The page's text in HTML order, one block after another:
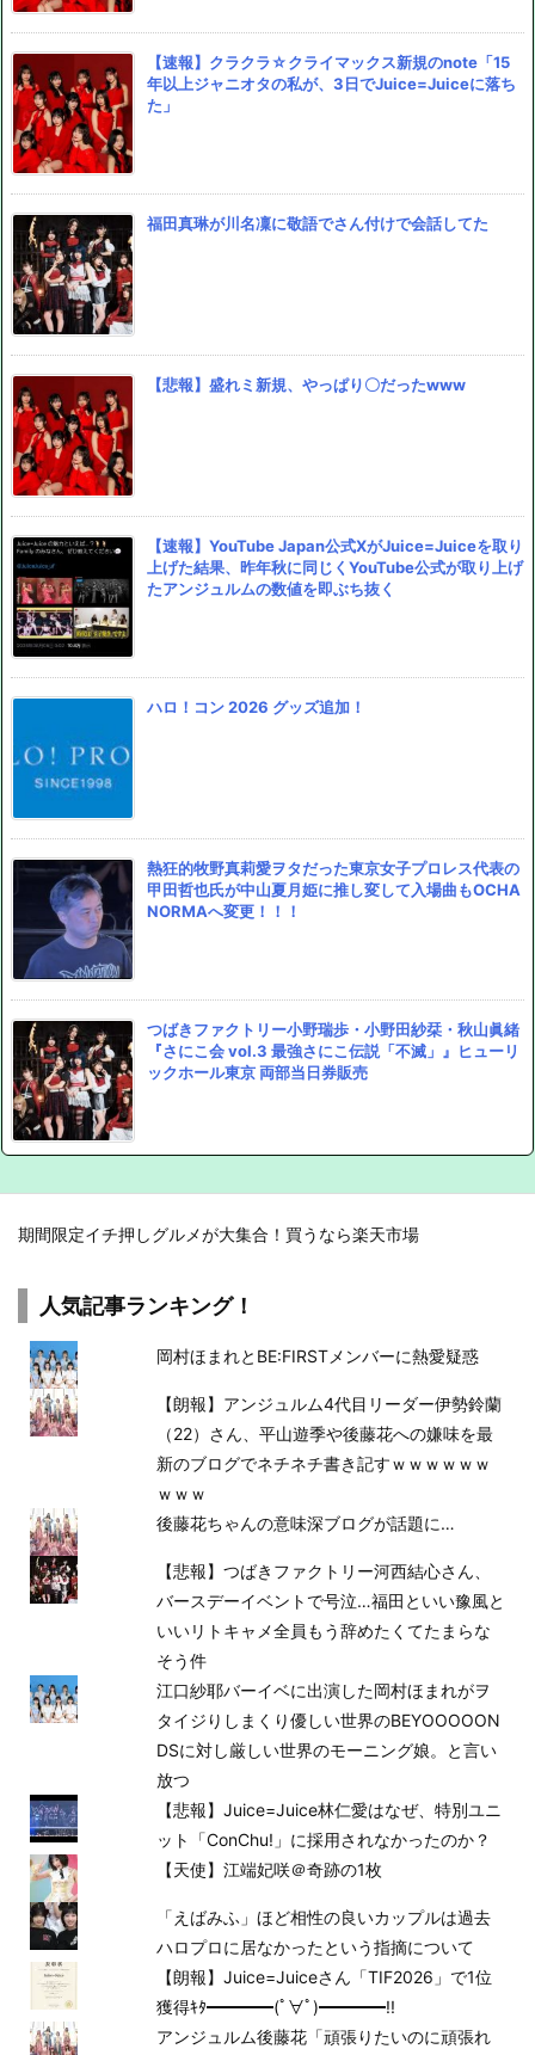
【速報】クラクラ☆クライマックス新規のnote「15
年以上ジャニオタの私が、3日でJuice=Juiceに落ち
た」
福田真琳が川名凜に敬語でさん付けで会話してた
【悲報】盛れミ新規、やっぱり〇だったwww
【速報】YouTube Japan公式XがJuice=Juiceを取り
上げた結果、昨年秋に同じくYouTube公式が取り上げ
たアンジュルムの数値を即ぶち抜く
ハロ！コン 2026 グッズ追加！
熱狂的牧野真莉愛ヲタだった東京女子プロレス代表の
甲田哲也氏が中山夏月姫に推し変して入場曲もOCHA
NORMAへ変更！！！
つばきファクトリー小野瑞歩・小野田紗栞・秋山眞緒
『さにこ会 vol.3 最強さにこ伝説「不滅」』ヒューリ
ックホール東京 両部当日券販売
期間限定イチ押しグルメが大集合！買うなら楽天市場
人気記事ランキング！
岡村ほまれとBE:FIRSTメンバーに熱愛疑惑
【朗報】アンジュルム4代目リーダー伊勢鈴蘭
（22）さん、平山遊季や後藤花への嫌味を最
新のブログでネチネチ書き記すｗｗｗｗｗｗ
ｗｗｗ
後藤花ちゃんの意味深ブログが話題に…
【悲報】つばきファクトリー河西結心さん、
バースデーイベントで号泣…福田といい豫風と
いいリトキャメ全員もう辞めたくてたまらな
そう件
江口紗耶バーイベに出演した岡村ほまれがヲ
タイジりしまくり優しい世界のBEYOOOOON
DSに対し厳しい世界のモーニング娘。と言い
放つ
【悲報】Juice=Juice林仁愛はなぜ、特別ユニ
ット「ConChu!」に採用されなかったのか？
【天使】江端妃咲＠奇跡の1枚
「えばみふ」ほど相性の良いカップルは過去
ハロプロに居なかったという指摘について
【朗報】Juice=Juiceさん「TIF2026」で1位
獲得ｷﾀ━━━━(ﾟ∀ﾟ)━━━━!!
アンジュルム後藤花「頑張りたいのに頑張れ